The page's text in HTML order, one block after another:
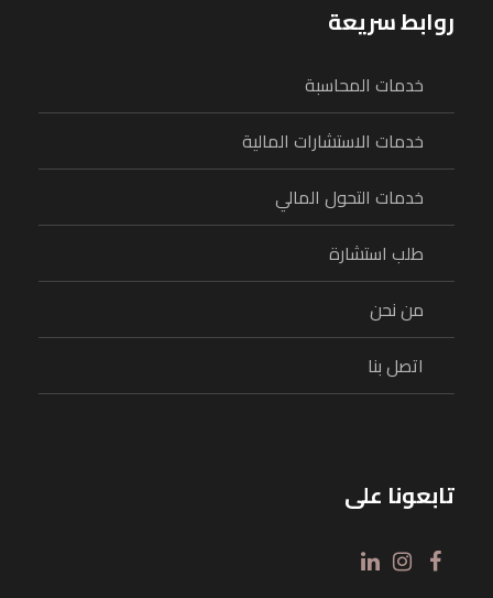
روابط سريعة
خدمات المحاسبة
خدمات الاستشارات المالية
خدمات التحول المالي
طلب استشارة
من نحن
اتصل بنا
تابعونا على